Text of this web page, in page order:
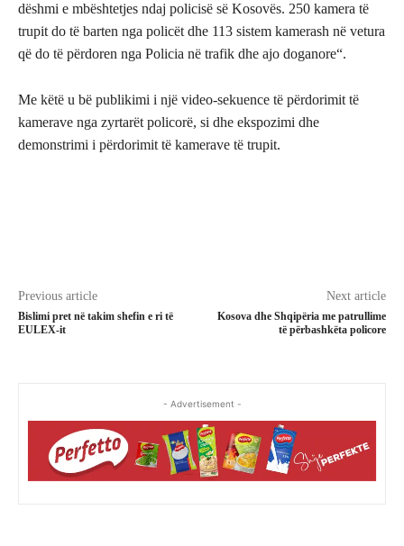
dëshmi e mbështetjes ndaj policisë së Kosovës. 250 kamera të
trupit do të barten nga policët dhe 113 sistem kamerash në vetura
që do të përdoren nga Policia në trafik dhe ajo doganore“.
Me këtë u bë publikimi i një video-sekuence të përdorimit të
kamerave nga zyrtarët policorë, si dhe ekspozimi dhe
demonstrimi i përdorimit të kamerave të trupit.
Previous article
Bislimi pret në takim shefin e ri të
EULEX-it
Next article
Kosova dhe Shqipëria me patrullime
të përbashkëta policore
- Advertisement -